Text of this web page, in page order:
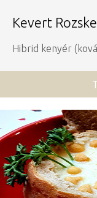
Kevert
Hibrid kenyér